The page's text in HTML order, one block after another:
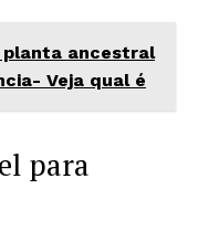
ancestral
Veja qual é
para